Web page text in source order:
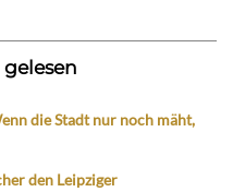
die Stadt nur noch mäht,
den Leipziger